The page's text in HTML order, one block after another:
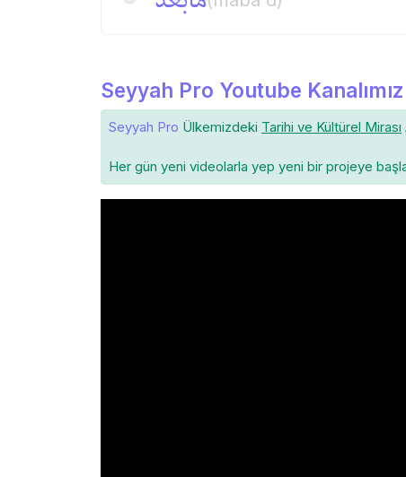
Seyyah Pro Youtube Kanalımız
Seyyah Pro Ülkemizdeki Tarihi ve Kültürel Mirası
Her gün yeni videolarla yep yeni bir projeye